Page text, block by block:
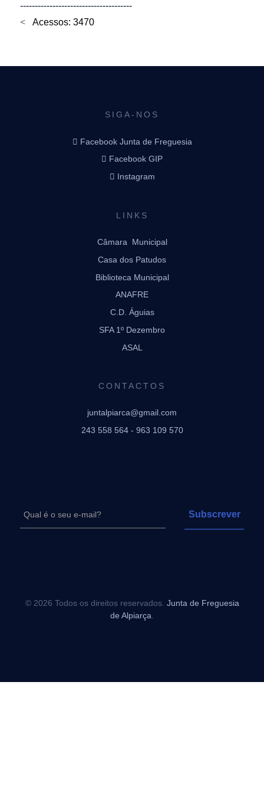
--------------------------------------
Acessos: 3470
SIGA-NOS
Facebook Junta de Freguesia
Facebook GIP
Instagram
LINKS
Câmara Municipal
Casa dos Patudos
Biblioteca Municipal
ANAFRE
C.D. Águias
SFA 1º Dezembro
ASAL
CONTACTOS
juntalpiarca@gmail.com
243 558 564 - 963 109 570
© 2026 Todos os direitos reservados. Junta de Freguesia
de Alpiarça